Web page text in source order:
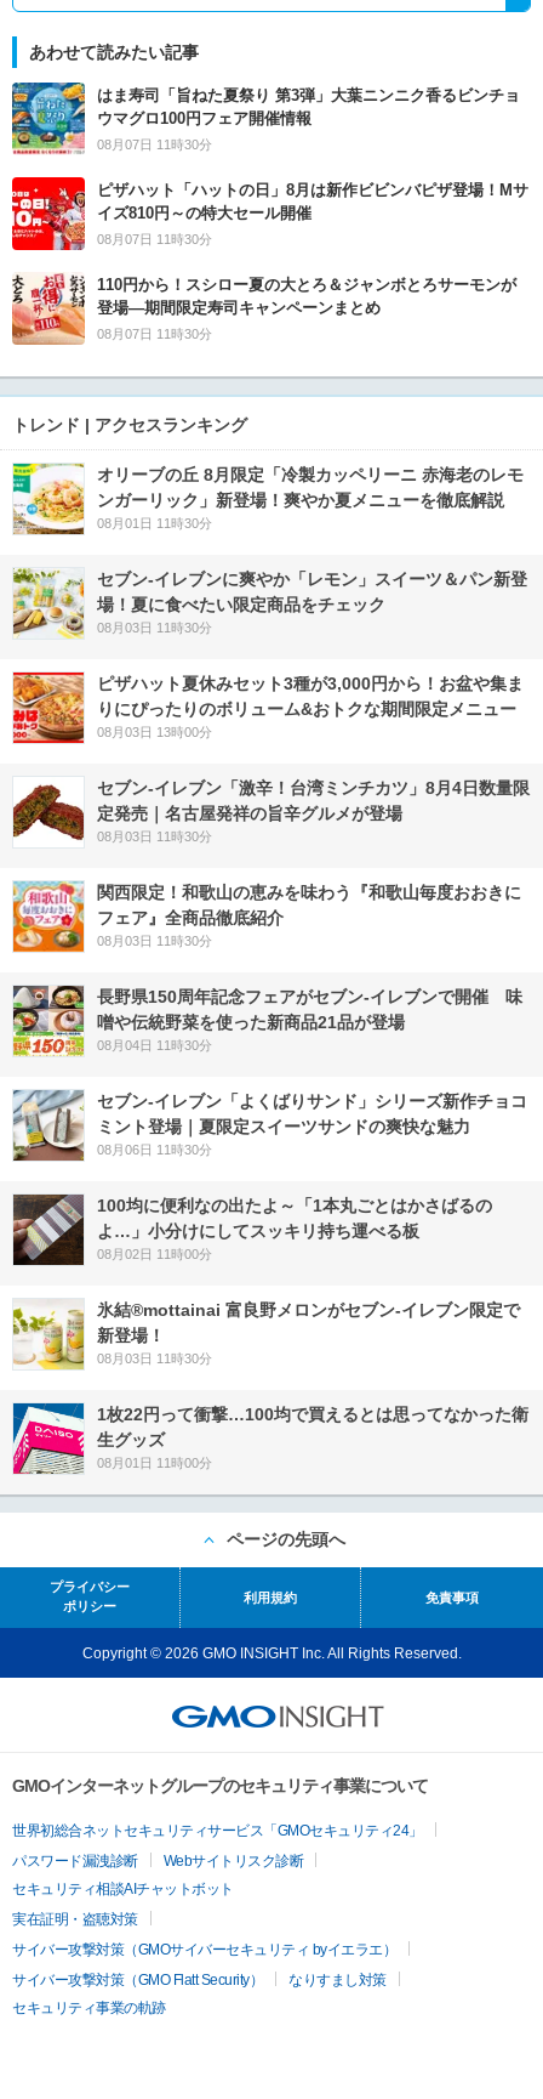
あわせて読みたい記事
はま寿司「旨ねた夏祭り 第3弾」大葉ニンニク香るビンチョ
ウマグロ100円フェア開催情報
08月07日 11時30分
ピザハット「ハットの日」8月は新作ビビンバピザ登場！Mサ
イズ810円～の特大セール開催
08月07日 11時30分
110円から！スシロー夏の大とろ＆ジャンボとろサーモンが
登場―期間限定寿司キャンペーンまとめ
08月07日 11時30分
トレンド | アクセスランキング
オリーブの丘 8月限定「冷製カッペリーニ 赤海老のレモ
ンガーリック」新登場！爽やか夏メニューを徹底解説
08月01日 11時30分
セブン‐イレブンに爽やか「レモン」スイーツ＆パン新登
場！夏に食べたい限定商品をチェック
08月03日 11時30分
ピザハット夏休みセット3種が3,000円から！お盆や集ま
りにぴったりのボリューム&おトクな期間限定メニュー
08月03日 13時00分
セブン-イレブン「激辛！台湾ミンチカツ」8月4日数量限
定発売｜名古屋発祥の旨辛グルメが登場
08月03日 11時30分
関西限定！和歌山の恵みを味わう『和歌山毎度おおきに
フェア』全商品徹底紹介
08月03日 11時30分
長野県150周年記念フェアがセブン-イレブンで開催 味
噌や伝統野菜を使った新商品21品が登場
08月04日 11時30分
セブン‐イレブン「よくばりサンド」シリーズ新作チョコ
ミント登場｜夏限定スイーツサンドの爽快な魅力
08月06日 11時30分
100均に便利なの出たよ～「1本丸ごとはかさばるの
よ…」小分けにしてスッキリ持ち運べる板
08月02日 11時00分
氷結®mottainai 富良野メロンがセブン‐イレブン限定で
新登場！
08月03日 11時30分
1枚22円って衝撃…100均で買えるとは思ってなかった衛
生グッズ
08月01日 11時00分
ページの先頭へ
プライバシー
ポリシー
利用規約 免責事項
Copyright © 2026 GMO INSIGHT Inc. All Rights Reserved.
GMOインターネットグループのセキュリティ事業について
世界初総合ネットセキュリティサービス「GMOセキュリティ24」
パスワード漏洩診断
Webサイトリスク診断
セキュリティ相談AIチャットボット
実在証明・盗聴対策
サイバー攻撃対策（GMOサイバーセキュリティ byイエラエ）
サイバー攻撃対策（GMO Flatt Security）
なりすまし対策
セキュリティ事業の軌跡